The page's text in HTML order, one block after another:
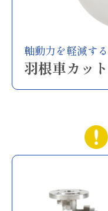
軸動力を軽減する
羽根車カット